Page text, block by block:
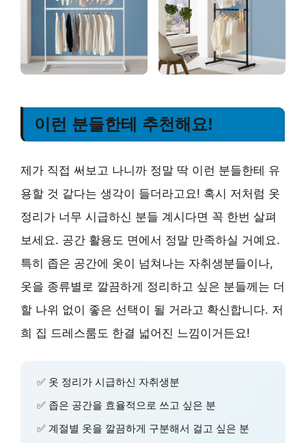
이런 분들한테 추천해요!
제가 직접 써보고 나니까 정말 딱 이런 분들한테 유
용할 것 같다는 생각이 들더라고요! 혹시 저처럼 옷
정리가 너무 시급하신 분들 계시다면 꼭 한번 살펴
보세요. 공간 활용도 면에서 정말 만족하실 거예요.
특히 좁은 공간에 옷이 넘쳐나는 자취생분들이나,
옷을 종류별로 깔끔하게 정리하고 싶은 분들께는 더
할 나위 없이 좋은 선택이 될 거라고 확신합니다. 저
희 집 드레스룸도 한결 넓어진 느낌이거든요!
✅ 옷 정리가 시급하신 자취생분
✅ 좁은 공간을 효율적으로 쓰고 싶은 분
✅ 계절별 옷을 깔끔하게 구분해서 걸고 싶은 분